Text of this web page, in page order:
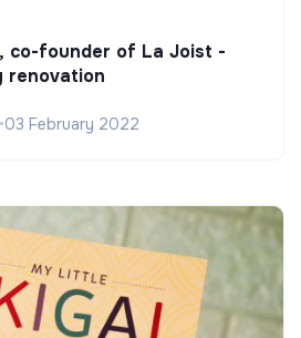
co-founder of La Joist -
renovation
•03 February 2022